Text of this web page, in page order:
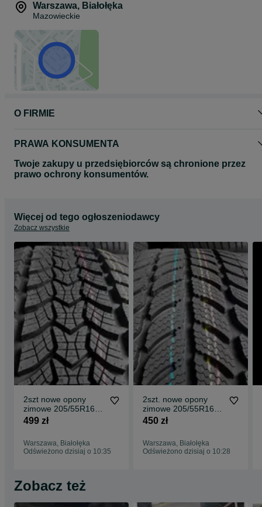
Warszawa, Białołęka
Mazowieckie
O FIRMIE
PRAWA KONSUMENTA
Twoje zakupy u przedsiębiorców są chronione przez
prawo ochrony konsumentów.
Więcej od tego ogłoszeniodawcy
Zobacz wszystkie
2szt nowe opony
zimowe 205/55R16
Dębica Frigo HP2
499 zł
Warszawa, Białołęka
Odświeżono dzisiaj o 10:35
2szt. nowe opony
zimowe 205/55R16
Dębica Frigo2 W-wa
450 zł
Warszawa, Białołęka
Odświeżono dzisiaj o 10:28
Zobacz też